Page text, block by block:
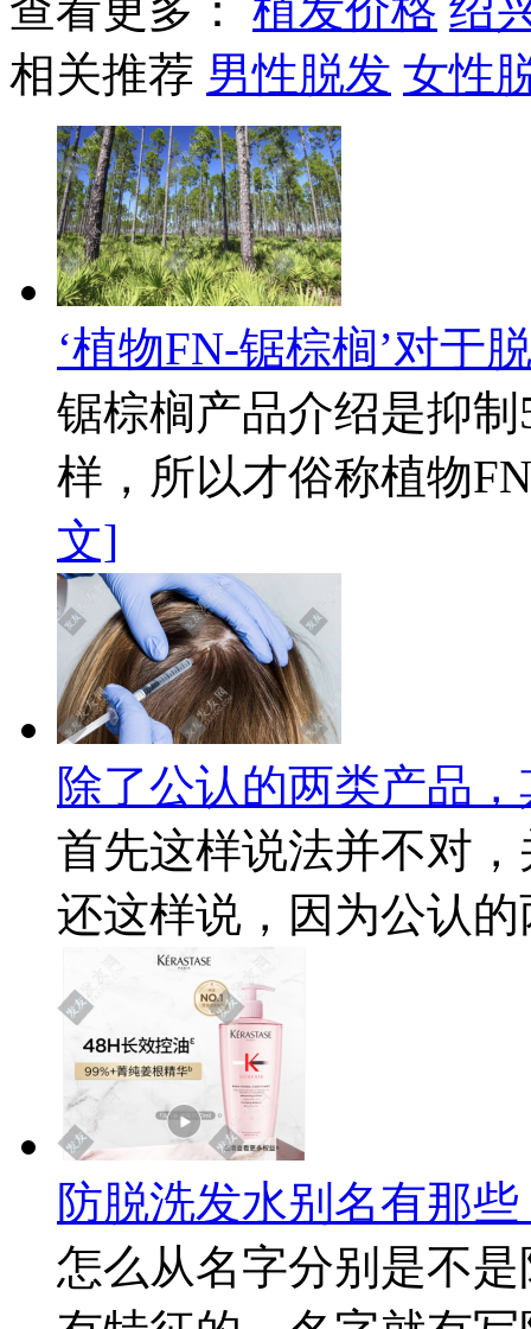
相关推荐 男性脱发 女性
‘植物FN-锯棕榈’对于
锯棕榈产品介绍是抑
样，所以才俗称植物
文]
除了公认的两类产品
首先这样说法并不对
还这样说，因为公认
防脱洗发水别名有那
怎么从名字分别是不